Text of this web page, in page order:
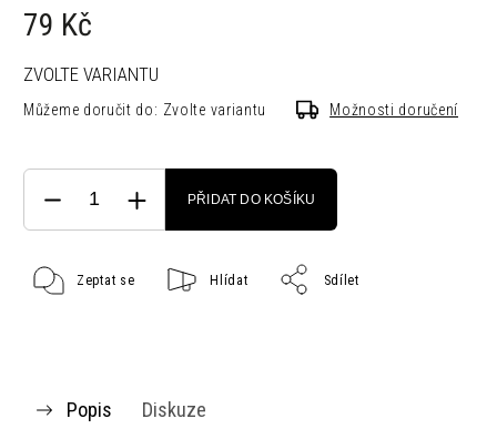
79 Kč
ZVOLTE VARIANTU
Můžeme doručit do: Zvolte variantu Možnosti doručení
PŘIDAT DO KOŠÍKU
Zeptat se Hlídat Sdílet
Popis Diskuze